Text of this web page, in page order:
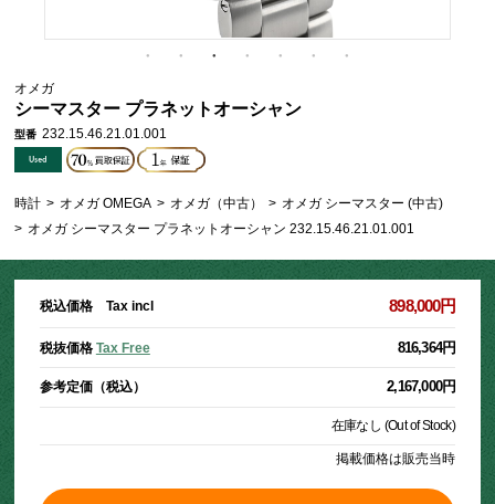
オメガ
シーマスター プラネットオーシャン
型番 232.15.46.21.01.001
時計 > オメガ OMEGA > オメガ（中古） > オメガ シーマスター (中古)
> オメガ シーマスター プラネットオーシャン 232.15.46.21.01.001
税込価格 Tax incl 898,000円
税抜価格 Tax Free 816,364円
参考定価（税込） 2,167,000円
在庫なし (Out of Stock)
掲載価格は販売当時